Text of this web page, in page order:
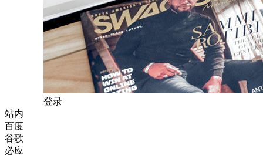
登录
站内
百度
谷歌
必应